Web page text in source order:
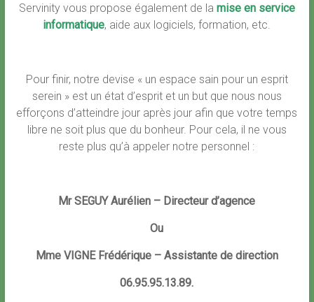
Servinity vous propose également de la mise en service
informatique, aide aux logiciels, formation, etc.
Pour finir, notre devise « un espace sain pour un esprit
serein » est un état d’esprit et un but que nous nous
efforçons d’atteindre jour après jour afin que votre temps
libre ne soit plus que du bonheur. Pour cela, il ne vous
reste plus qu’à appeler notre personnel :
Mr SEGUY Aurélien – Directeur d’agence
Ou
Mme VIGNE Frédérique – Assistante de direction
06.95.95.13.89.